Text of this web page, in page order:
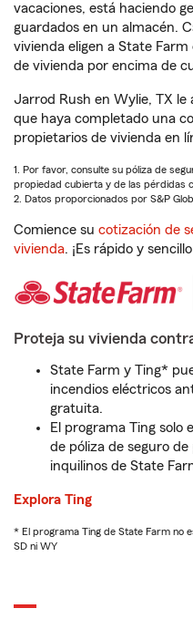
vacaciones, está haciendo
guardados en un almacén.
vivienda eligen a State
de vivienda por encima de
Jarrod Rush en Wylie, TX
que haya completado una
propietarios de vivienda en
1. Por favor, consulte su póliza de
propiedad cubierta y de las pérdidas
2. Datos proporcionados por S&P
Comience su cotización de
vivienda. ¡Es rápido y
Proteja su vivienda
State Farm y Ting*
incendios eléctricos
gratuita.
El programa Ting solo
de póliza de seguro
inquilinos de State
Explora Ting
* El programa Ting de State Farm no
SD ni WY